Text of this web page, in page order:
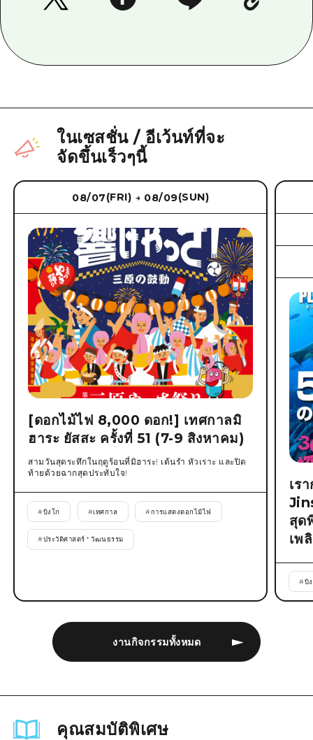
ในเซสชั่น/ อีเว้นท์ที่จะ
จัดขึ้นเร็วๆนี้
งานกิจกรรมทั้งหมด
08/07(FRI) → 08/09(SUN)
[ดอกไม้ไฟ 8,000 ดอก!] เทศกาลมิ
ฮาระ ยัสสะ ครั้งที่ 51 (7-9 สิงหาคม)
สามวันสุดระทึกในฤดูร้อนที่มิฮาระ! เต้นรำ หัวเราะ และปิด
ท้ายด้วยฉากสุดประทับใจ!
#บิงโก #เทศกาล #การแสดงดอกไม้ไฟ
#ประวัติศาสตร์ * วัฒนธรรม
เร
สุด
เพ
#บิ
คุณสมบัติพิเศษ